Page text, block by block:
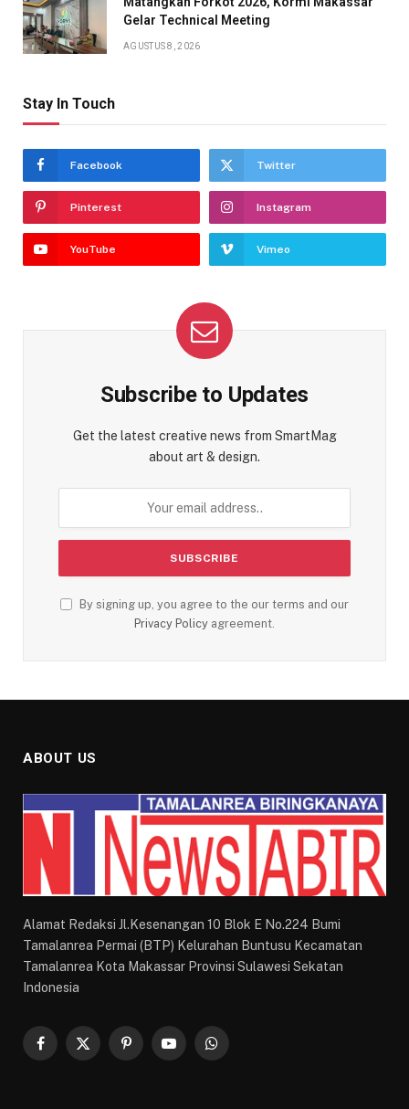
Gelar Technical Meeting
AGUSTUS 8, 2026
Stay In Touch
Facebook Twitter
Pinterest Instagram
YouTube Vimeo
Subscribe to Updates
Get the latest creative news from SmartMag
about art & design.
By signing up, you agree to the our terms and our
Privacy Policy agreement.
ABOUT US
Alamat Redaksi Jl.Kesenangan 10 Blok E No.224 Bumi
Tamalanrea Permai (BTP) Kelurahan Buntusu Kecamatan
Tamalanrea Kota Makassar Provinsi Sulawesi Sekatan
Indonesia
Facebook
X
PinterestYouTubeWhatsApp